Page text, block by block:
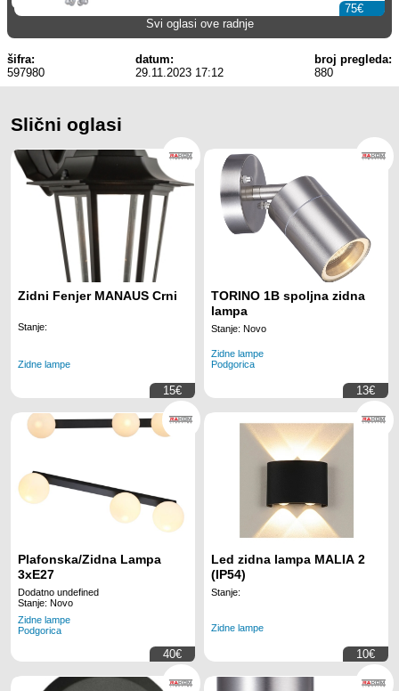
75€
Svi oglasi ove radnje
šifra:
597980
datum:
29.11.2023 17:12
broj pregleda:
880
Slični oglasi
Zidni Fenjer MANAUS Crni
Stanje:
Zidne lampe
15€
TORINO 1B spoljna zidna
lampa
Stanje: Novo
Zidne lampe
Podgorica
13€
Plafonska/Zidna Lampa
3xE27
Dodatno undefined
Stanje: Novo
Zidne lampe
Podgorica
40€
Led zidna lampa MALIA 2
(IP54)
Stanje:
Zidne lampe
10€